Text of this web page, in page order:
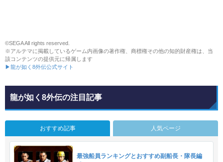
©SEGA All rights reserved.
※アルテマに掲載しているゲーム内画像の著作権、商標権その他の知的財産権は、当
該コンテンツの提供元に帰属します
▶龍が如く8外伝公式サイト
龍が如く8外伝の注目記事
おすすめ記事 人気ページ
最強船員ランキングとおすすめ副船長・隊長編